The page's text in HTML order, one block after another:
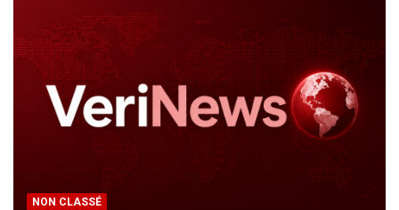
NON CLASSÉ